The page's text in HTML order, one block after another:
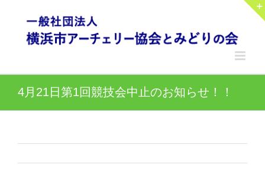
content
4月21日第1回競技会中止のお知らせ！！